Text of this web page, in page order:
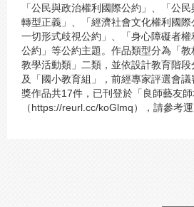
「公民與政治權利國際公約」、「公
轉型正義」、「經濟社會文化權利國
一切形式歧視公約」、「身心障礙者權
公約」等公約主題。作品類型分為「
教學活動類」二類，並依設計教育階段
及「國小教育組」，前經專家評選會
獎作品共17件，已刊登於「良師藝友師
（https://reurl.cc/koGlmq），請參考運